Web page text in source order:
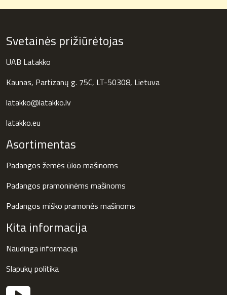
Svetainės prižiūrėtojas
UAB Latakko
Kaunas, Partizanų g. 75C, LT-50308, Lietuva
latakko@latakko.lv
latakko.eu
Asortimentas
Padangos žemės ūkio mašinoms
Padangos pramoninėms mašinoms
Padangos miško pramonės mašinoms
Kita informacija
Naudinga informacija
Slapukų politika